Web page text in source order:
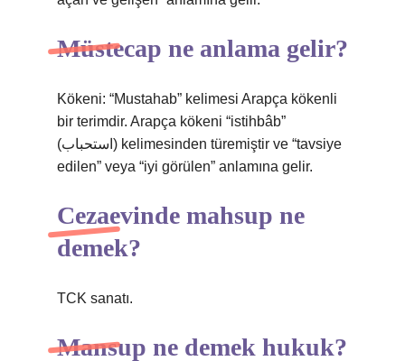
Müstecap ne anlama gelir?
Kökeni: “Mustahab” kelimesi Arapça kökenli
bir terimdir. Arapça kökeni “istihbâb”
(استحباب) kelimesinden türemiştir ve “tavsiye
edilen” veya “iyi görülen” anlamına gelir.
Cezaevinde mahsup ne
demek?
TCK sanatı.
Mansup ne demek hukuk?